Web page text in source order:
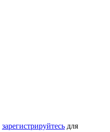
зарегистрируйтесь для